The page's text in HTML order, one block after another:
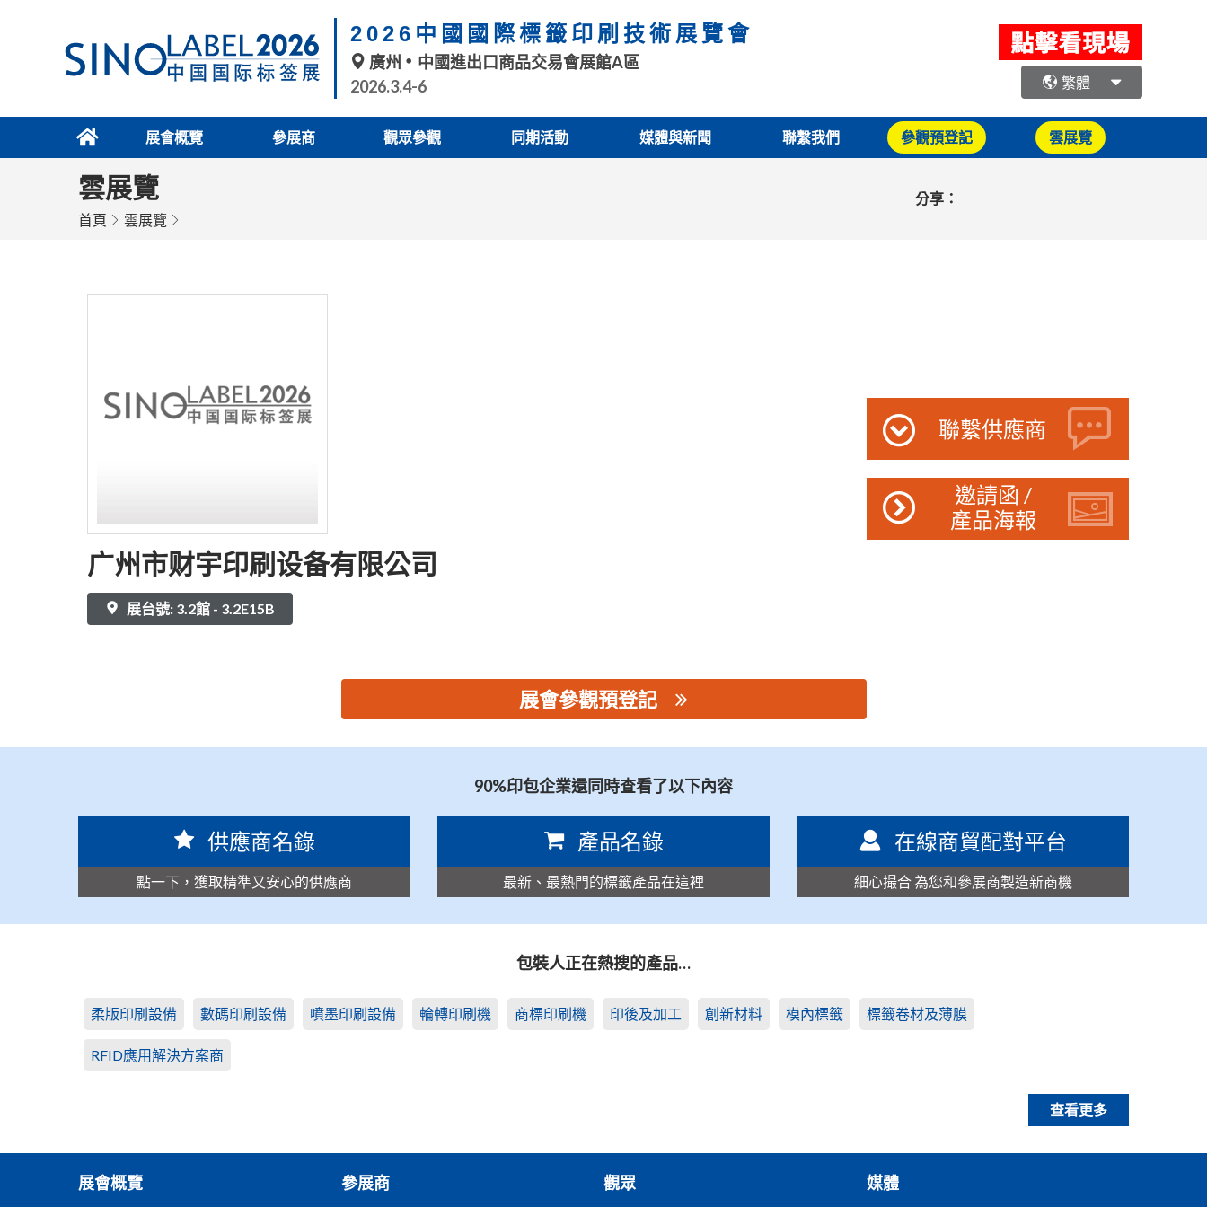
2026中國國際標籤印刷技術展覽會
廣州
中國進出口商品交易會展館A區
2026.3.4-6
繁體
展會概覽 參展商 觀眾參觀 同期活動 媒體與新聞 聯繫我們 參觀預登記 雲展覽
雲展覽
首頁 雲展覽
分享：
广州市财宇印刷设备有限公司
展台號: 3.2館 - 3.2E15B
聯繫供應商
邀請函 /
產品海報
展會參觀預登記
90%印包企業還同時查看了以下內容
供應商名錄
點一下，獲取精準又安心的供應商
產品名錄
最新、最熱門的標籤產品在這裡
在線商貿配對平台
細心撮合 為您和參展商製造新商機
包裝人正在熱搜的產品…
柔版印刷設備 數碼印刷設備 噴墨印刷設備 輪轉印刷機 商標印刷機 印後及加工 創新材料 模內標籤 標籤卷材及薄膜
RFID應用解決方案商
查看更多
展會概覽 參展商 觀眾 媒體